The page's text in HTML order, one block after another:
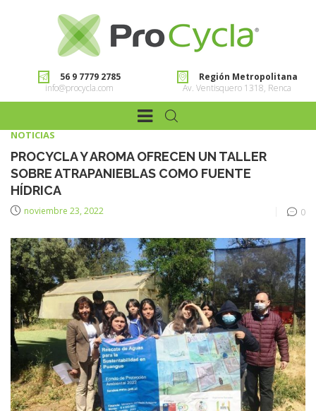
56 9 7779 2785
info@procycla.com
Región Metropolitana
Av. Ventisquero 1318, Renca
NOTICIAS
PROCYCLA Y AROMA OFRECEN UN TALLER
SOBRE ATRAPANIEBLAS COMO FUENTE
HÍDRICA
noviembre 23, 2022 0